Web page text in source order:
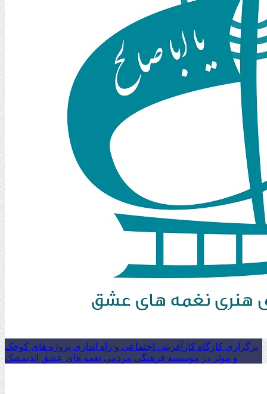
برگزاری کارگاه کارآفرینی اجتماعی و راه اندازی پروژه های کوچک
و موثر در موسسه فرهنگی مردمی نغمه های عشق اندیمشک